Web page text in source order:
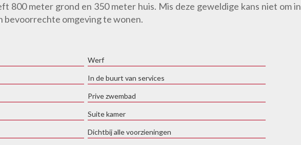
800 meter grond en 350 meter huis. Mis deze geweldige kans niet om in
bevoorrechte omgeving te wonen.
Werf
In de buurt van services
Prive zwembad
Suite kamer
Dichtbij alle voorzieningen